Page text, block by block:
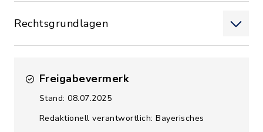
Rechtsgrundlagen
Freigabevermerk
Stand: 08.07.2025
Redaktionell verantwortlich: Bayerisches